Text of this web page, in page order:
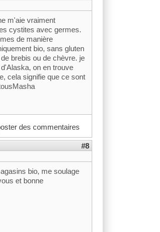
m'aie vraiment
cystites avec germes.
de manière
bio, sans gluten
brebis ou de chèvre. je
on en trouve
cela signifie que ce sont
des commentaires
#8
bio, me soulage
et bonne